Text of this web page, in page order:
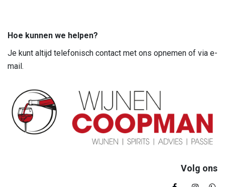
Hoe kunnen we helpen?
Je kunt altijd telefonisch contact met ons opnemen of via e-
mail.
Volg ons